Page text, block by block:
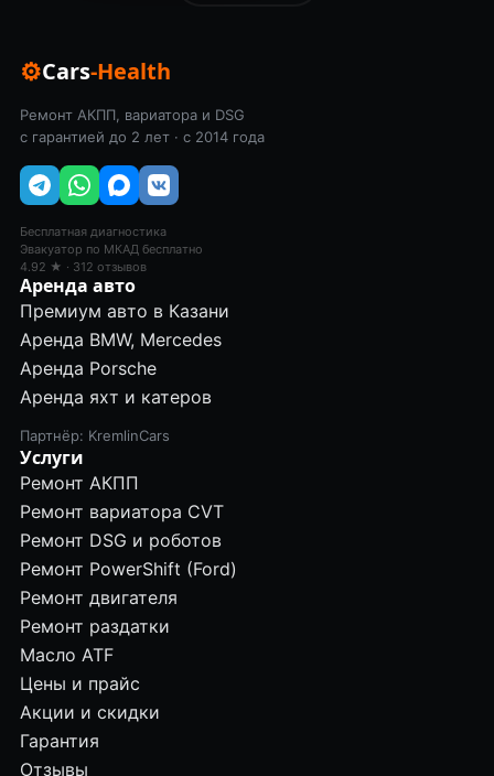
⚙Cars-Health
Ремонт АКПП, вариатора и DSG
с гарантией до 2 лет · с 2014 года
Бесплатная диагностика
Эвакуатор по МКАД бесплатно
4.92 ★ · 312 отзывов
Аренда авто
Премиум авто в Казани
Аренда BMW, Mercedes
Аренда Porsche
Аренда яхт и катеров
Партнёр: KremlinCars
Услуги
Ремонт АКПП
Ремонт вариатора CVT
Ремонт DSG и роботов
Ремонт PowerShift (Ford)
Ремонт двигателя
Ремонт раздатки
Масло ATF
Цены и прайс
Акции и скидки
Гарантия
Отзывы